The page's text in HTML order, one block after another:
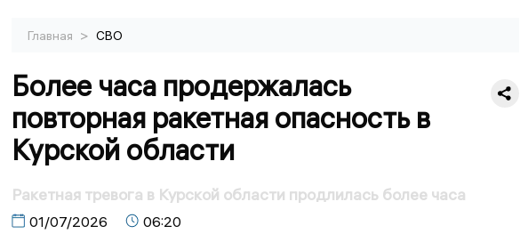
Главная > СВО
Более часа продержалась
повторная ракетная опасность в
Курской области
Ракетная тревога в Курской области продлилась более часа
01/07/2026 06:20